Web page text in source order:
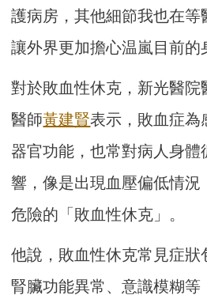
護病房，其他細節我也在等
讓外界更加擔心温嵐目前的
對於敗血性休克，新光醫院
醫師黃建賢表示，敗血症為
器官功能，也常對病人身體
響，像是出現血壓偏低情況
危險的「敗血性休克」。
他說，敗血性休克常見症狀
腎臟功能異常、意識模糊等